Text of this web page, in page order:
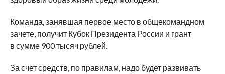
Команда, занявшая первое место в общекомандном
зачете, получит Кубок Президента России и грант
в сумме 900 тысяч рублей.
За счет средств, по правилам, надо будет развивать